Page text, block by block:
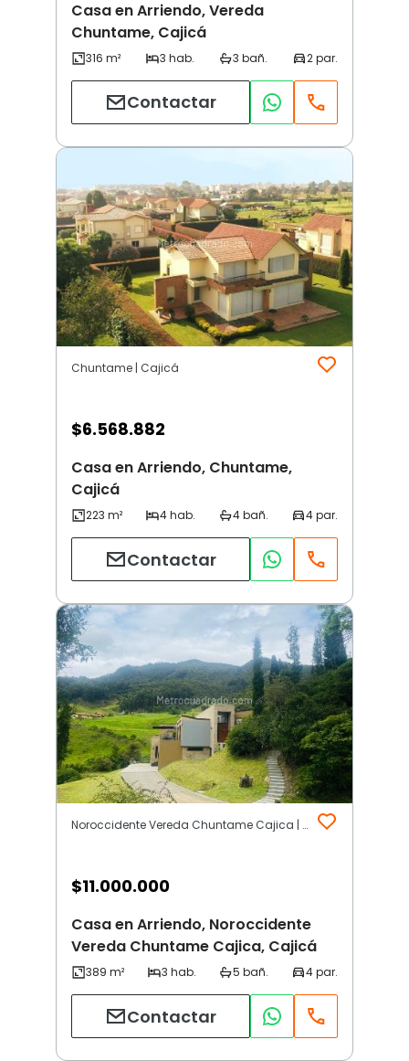
Casa en Arriendo, Vereda
Chuntame, Cajicá
Contactar
Chuntame | Cajicá
$6.568.882
Casa en Arriendo, Chuntame,
Cajicá
Contactar
Noroccidente Vereda Chuntame Cajica | Cajicá
$11.000.000
Casa en Arriendo, Noroccidente
Vereda Chuntame Cajica, Cajicá
Contactar